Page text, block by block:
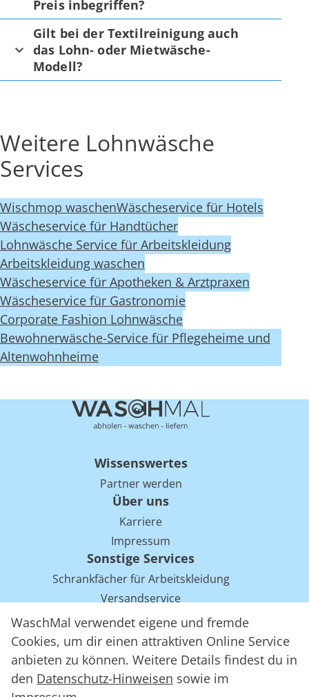
WaschMal verwendet eigene und fremde
Cookies, um dir einen attraktiven Online Service
anbieten zu können. Weitere Details findest du in
den Datenschutz-Hinweisen sowie im
Preis inbegriffen?
Gilt bei der Textilreinigung auch
das Lohn- oder Mietwäsche-
Modell?
Weitere Lohnwäsche
Services
Wischmop waschenWäscheservice für Hotels
Wäscheservice für Handtücher
Lohnwäsche Service für Arbeitskleidung
Arbeitskleidung waschen
Wäscheservice für Apotheken & Arztpraxen
Wäscheservice für Gastronomie
Corporate Fashion Lohnwäsche
Bewohnerwäsche-Service für Pflegeheime und
Altenwohnheime
Wissenswertes
Partner werden
Über uns
Karriere
Impressum
Sonstige Services
Schrankfächer für Arbeitskleidung
Versandservice
Einsparpotentiale für Mietwäsche bei Arbeitskleidung
Arbeitskleidung Tracking mit RFID
WaschMal GmbH 2016 – 2026